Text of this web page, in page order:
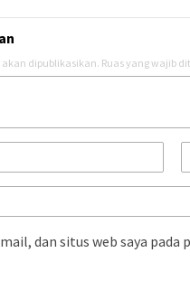
dipublikasikan. Ruas yang wajib
dan situs web saya